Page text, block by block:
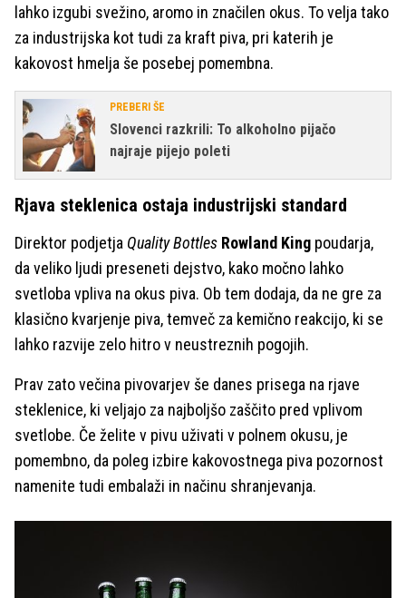
lahko izgubi svežino, aromo in značilen okus. To velja tako
za industrijska kot tudi za kraft piva, pri katerih je
kakovost hmelja še posebej pomembna.
PREBERI ŠE
Slovenci razkrili: To alkoholno pijačo
najraje pijejo poleti
Rjava steklenica ostaja industrijski standard
Direktor podjetja Quality Bottles Rowland King poudarja,
da veliko ljudi preseneti dejstvo, kako močno lahko
svetloba vpliva na okus piva. Ob tem dodaja, da ne gre za
klasično kvarjenje piva, temveč za kemično reakcijo, ki se
lahko razvije zelo hitro v neustreznih pogojih.
Prav zato večina pivovarjev še danes prisega na rjave
steklenice, ki veljajo za najboljšo zaščito pred vplivom
svetlobe. Če želite v pivu uživati v polnem okusu, je
pomembno, da poleg izbire kakovostnega piva pozornost
namenite tudi embalaži in načinu shranjevanja.